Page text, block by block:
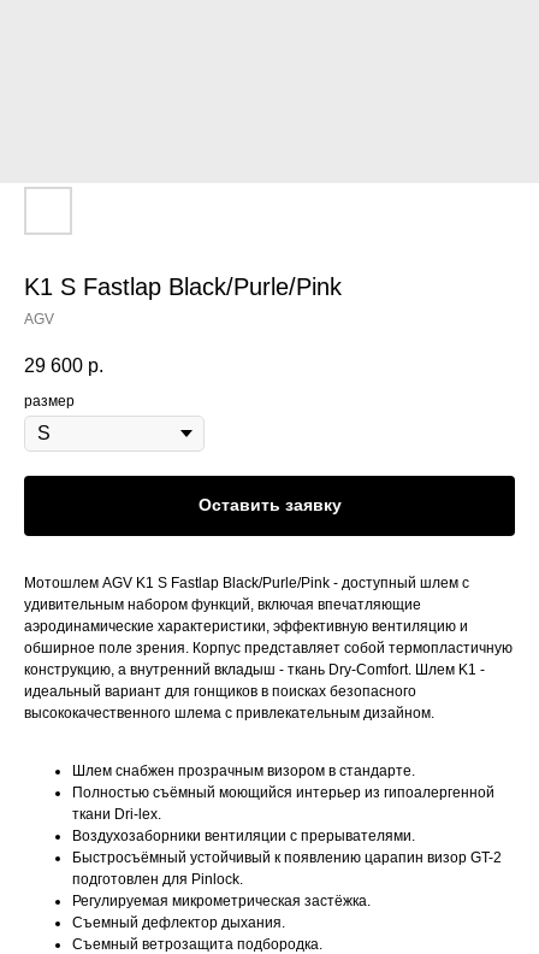
K1 S Fastlap Black/Purle/Pink
AGV
29 600 р.
размер
Оставить заявку
Мотошлем AGV K1 S Fastlap Black/Purle/Pink - доступный шлем с
удивительным набором функций, включая впечатляющие
аэродинамические характеристики, эффективную вентиляцию и
обширное поле зрения. Корпус представляет собой термопластичную
конструкцию, а внутренний вкладыш - ткань Dry-Comfort. Шлем K1 -
идеальный вариант для гонщиков в поисках безопасного
высококачественного шлема с привлекательным дизайном.
Шлем снабжен прозрачным визором в стандарте.
Полностью съёмный моющийся интерьер из гипоалергенной
ткани Dri-lex.
Воздухозаборники вентиляции с прерывателями.
Быстросъёмный устойчивый к появлению царапин визор GT-2
подготовлен для Pinlock.
Регулируемая микрометрическая застёжка.
Съемный дефлектор дыхания.
Съемный ветрозащита подбородка.